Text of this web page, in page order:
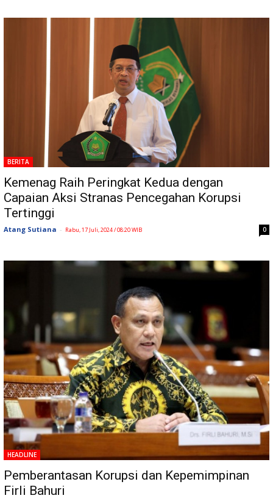
BERITA
Kemenag Raih Peringkat Kedua dengan
Capaian Aksi Stranas Pencegahan Korupsi
Tertinggi
Atang Sutiana - Rabu, 17 Juli, 2024 / 08:20 WIB 0
HEADLINE
Pemberantasan Korupsi dan Kepemimpinan
Firli Bahuri